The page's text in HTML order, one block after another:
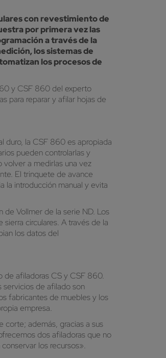
con revestimiento de
por primera vez las
a través de la
los sistemas de
los procesos de
y CSF 860 del experto
para reparar y afilar hojas de
duro, la CSF 860 es apropiada
pueden controlarlas y
volver a medirlas una vez
El trinquete de avance
la introducción manual y evita
de Vollmer de la serie ND. Los
circulares. A través de la
los datos del
de afiladoras CS y CSF 860.
servicios de afilado son
fabricantes de muebles y los
empresa.
corte; además, gracias a sus
dos afiladoras que no
los recursos».